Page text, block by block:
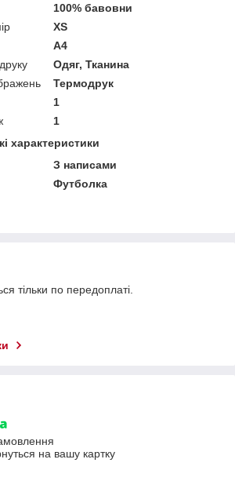
100% бавовни
XS
А4
Одяг, Тканина
Термодрук
1
1
характеристики
З написами
Футболка
тільки по передоплаті.
на вашу картку